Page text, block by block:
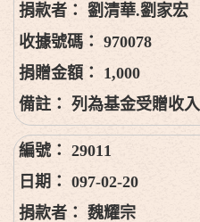
劉清華.劉家宏
970078
1,000
列為基金受贈收入
29011
097-02-20
魏耀宗